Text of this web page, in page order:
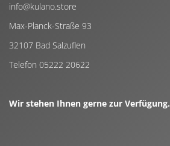
info@kulano.store
Max-Planck-Straße 93
32107 Bad Salzuflen
Telefon 05222 20622
Wir stehen Ihnen gerne zur Verfügung.